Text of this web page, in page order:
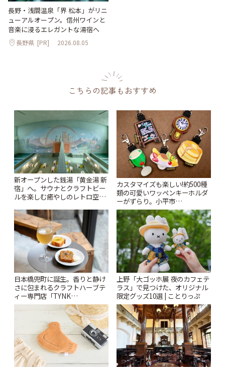
長野・浅間温泉「界 松本」がリニ
ューアルオープン。信州ワインと
音楽に浸るエレガントな湯宿へ
長野県 [PR] 2026.08.05
こちらの記事もおすすめ
新オープンした銭湯「黄金湯 新
宿」へ。サウナとクラフトビー
ルを楽しむ癒やしのレトロ空間
カスタマイズも楽しい!約500種
類の可愛いワッペンキーホルダ
ーがずらり。小平市
「Kimamaya T&K」 | ことりっ
ぷ
日本橋兜町に誕生。香りと静け
さに包まれるクラフトハーブテ
ィー専門店「TYNK
Kabutocho」 | ことりっぷ
上野「大ゴッホ展 夜のカフェテ
ラス」で見つけた、オリジナル
限定グッズ10選 | ことりっぷ